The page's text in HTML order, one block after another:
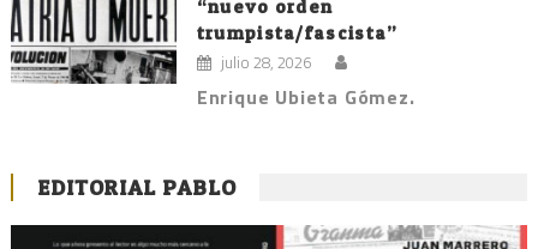
“nuevo orden
trumpista/fascista”
julio 28, 2026
Enrique Ubieta Gómez.
EDITORIAL PABLO